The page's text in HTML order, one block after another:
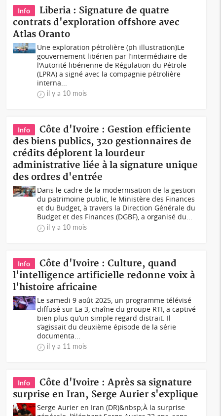
Info
Liberia : Signature de quatre
contrats d'exploration offshore avec
Atlas Oranto
Une exploration pétrolière (ph illustration)Le
gouvernement libérien par l’intermédiaire de
l'Autorité libérienne de Régulation du Pétrole
(LPRA) a signé avec la compagnie pétrolière
interna...
il y a 10 mois
Info
Côte d'Ivoire : Gestion efficiente
des biens publics, 320 gestionnaires de
crédits déplorent la lourdeur
administrative liée à la signature unique
des ordres d'entrée
Dans le cadre de la modernisation de la gestion
du patrimoine public, le Ministère des Finances
et du Budget, à travers la Direction Générale du
Budget et des Finances (DGBF), a organisé du...
il y a 10 mois
Info
Côte d'Ivoire : Culture, quand
l'intelligence artificielle redonne voix à
l'histoire africaine
Le samedi 9 août 2025, un programme télévisé
diffusé sur La 3, chaîne du groupe RTI, a captivé
bien plus qu’un simple regard distrait. Il
s’agissait du deuxième épisode de la série
documenta...
il y a 11 mois
Info
Côte d'Ivoire : Après sa signature
surprise en Iran, Serge Aurier s'explique
Serge Aurier en Iran (DR)&nbsp;À la surprise